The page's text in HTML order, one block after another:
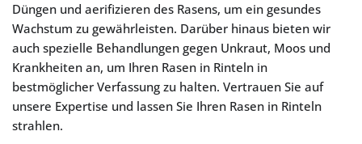
Düngen und aerifizieren des Rasens, um ein gesundes
Wachstum zu gewährleisten. Darüber hinaus bieten wir
auch spezielle Behandlungen gegen Unkraut, Moos und
Krankheiten an, um Ihren Rasen in Rinteln in
bestmöglicher Verfassung zu halten. Vertrauen Sie auf
unsere Expertise und lassen Sie Ihren Rasen in Rinteln
strahlen.